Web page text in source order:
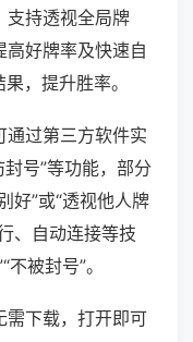
支持透视全局牌
好牌率及快速自
，提升胜率。
通过第三方软件实
封号”等功能，部分
好”或“透视他人牌
、自动连接等技
被封号”。
需下载，打开即可